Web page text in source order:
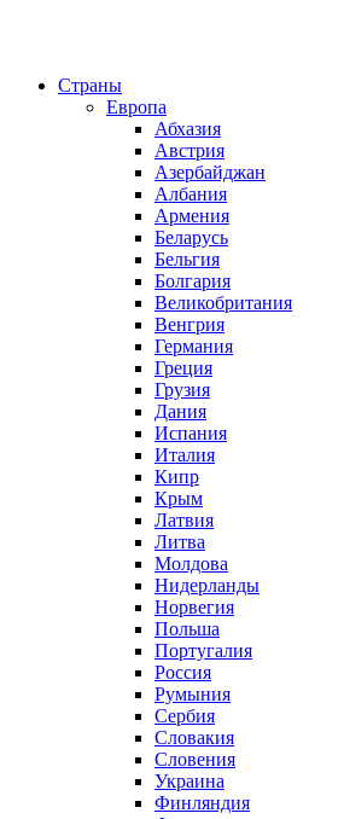
Страны
Европа
Абхазия
Австрия
Азербайджан
Албания
Армения
Беларусь
Бельгия
Болгария
Великобритания
Венгрия
Германия
Греция
Грузия
Дания
Испания
Италия
Кипр
Крым
Латвия
Литва
Молдова
Нидерланды
Норвегия
Польша
Португалия
Россия
Румыния
Сербия
Словакия
Словения
Украина
Финляндия